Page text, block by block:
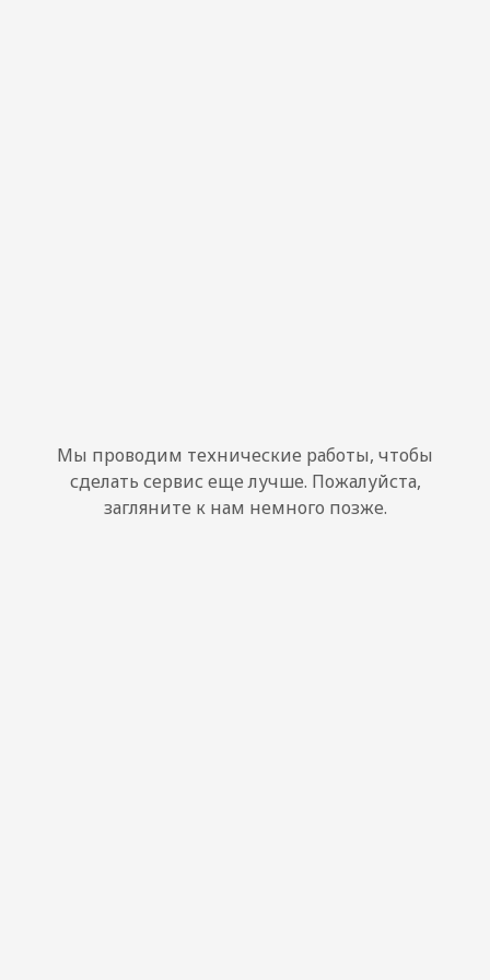
Мы проводим технические работы, чтобы
сделать сервис еще лучше. Пожалуйста,
загляните к нам немного позже.